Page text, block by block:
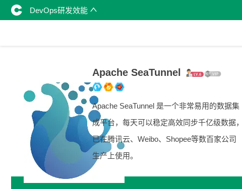
DevOps研发效能
Apache SeaTunnel
Apache SeaTunnel 是一个非常易用的数据集
成平台，每天可以稳定高效同步千亿级数据，
已在腾讯云、Weibo、Shopee等数百家公司
生产上使用。